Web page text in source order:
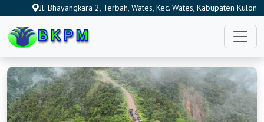
Jl. Bhayangkara 2, Terbah, Wates, Kec. Wates, Kabupaten Kulon